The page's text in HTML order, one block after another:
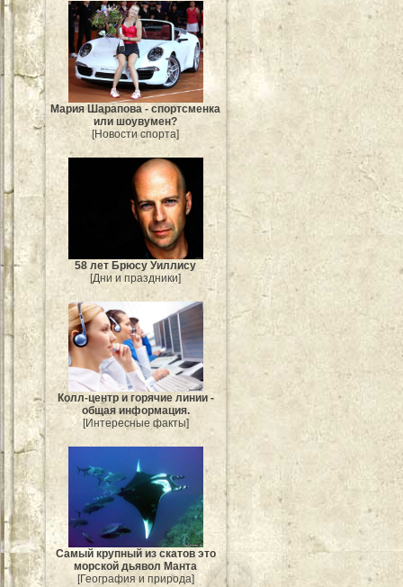
Мария Шарапова - спортсменка
или шоувумен?
[Новости спорта]
58 лет Брюсу Уиллису
[Дни и праздники]
Колл-центр и горячие линии -
общая информация.
[Интересные факты]
Самый крупный из скатов это
морской дьявол Манта
[География и природа]